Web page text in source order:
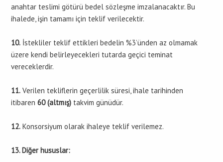
anahtar teslimi götürü bedel sözleşme imzalanacaktır. Bu
ihalede, işin tamamı için teklif verilecektir.
10. İstekliler teklif ettikleri bedelin %3’ünden az olmamak
üzere kendi belirleyecekleri tutarda geçici teminat
vereceklerdir.
11. Verilen tekliflerin geçerlilik süresi, ihale tarihinden
itibaren 60 (altmış) takvim günüdür.
12. Konsorsiyum olarak ihaleye teklif verilemez.
13. Diğer hususlar: